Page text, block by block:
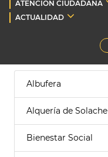
ATENCIÓN CIUDADANA
ACTUALIDAD
Albufera
Alquería de Solache
Bienestar Social